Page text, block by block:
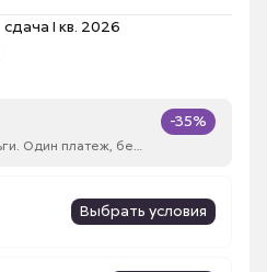
сдача I кв. 2026
Покупка за наличные деньги. Один платеж, без рассрочки
-35%
Выбрать условия